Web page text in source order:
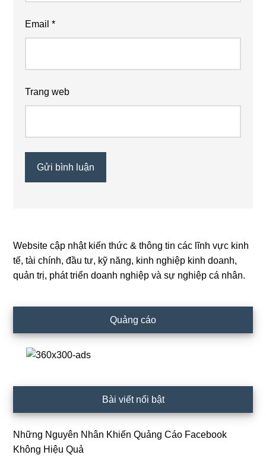
Email*
Trang web
Primary
Sidebar
Website cập nhật kiến thức & thông tin các lĩnh vực kinh
tế, tài chính, đầu tư, kỹ năng, kinh nghiệp kinh doanh,
quản trị, phát triển doanh nghiệp và sự nghiệp cá nhân.
Quảng cáo
Bài viết nổi bật
Những Nguyên Nhân Khiến Quảng Cáo Facebook
Không Hiệu Quả